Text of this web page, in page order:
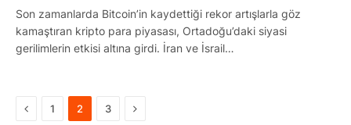
Son zamanlarda Bitcoin’in kaydettiği rekor artışlarla göz
kamaştıran kripto para piyasası, Ortadoğu’daki siyasi
gerilimlerin etkisi altına girdi. İran ve İsrail…
Önceki
1 2 3 Sonraki